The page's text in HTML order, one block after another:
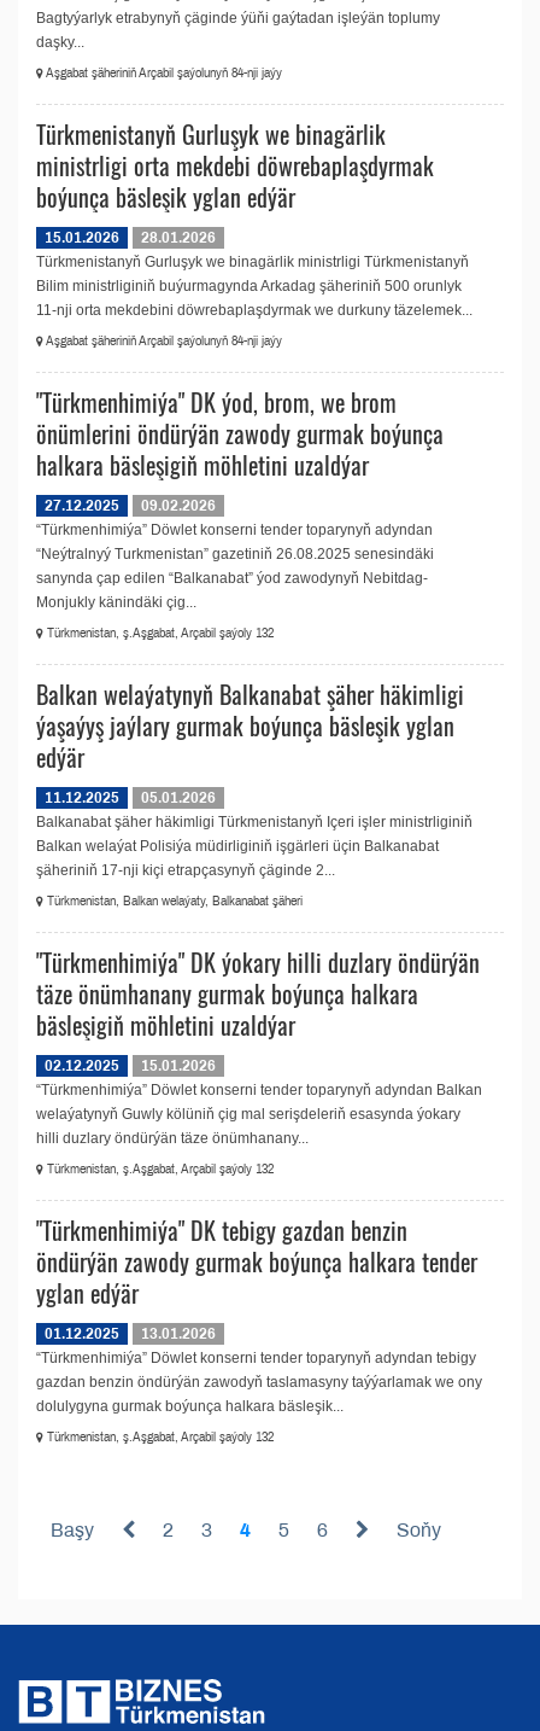
Bagtyýarlyk etrabynyň çäginde ýüňi gaýtadan işleýän toplumy
daşky...
Aşgabat şäheriniň Arçabil şaýolunyň 84-nji jaýy
Türkmenistanyň Gurluşyk we binagärlik
ministrligi orta mekdebi döwrebaplaşdyrmak
boýunça bäsleşik yglan edýär
15.01.2026
28.01.2026
Türkmenistanyň Gurluşyk we binagärlik ministrligi Türkmenistanyň
Bilim ministrliginiň buýurmagynda Arkadag şäheriniň 500 orunlyk
11-nji orta mekdebini döwrebaplaşdyrmak we durkuny täzelemek...
Aşgabat şäheriniň Arçabil şaýolunyň 84-nji jaýy
"Türkmenhimiýa" DK ýod, brom, we brom
önümlerini öndürýän zawody gurmak boýunça
halkara bäsleşigiň möhletini uzaldýar
27.12.2025
09.02.2026
“Türkmenhimiýa” Döwlet konserni tender toparynyň adyndan
“Neýtralnyý Turkmenistan” gazetiniň 26.08.2025 senesindäki
sanynda çap edilen “Balkanabat” ýod zawodynyň Nebitdag-
Monjukly känindäki çig...
Türkmenistan, ş.Aşgabat, Arçabil şaýoly 132
Balkan welaýatynyň Balkanabat şäher häkimligi
ýaşaýyş jaýlary gurmak boýunça bäsleşik yglan
edýär
11.12.2025
05.01.2026
Balkanabat şäher häkimligi Türkmenistanyň Içeri işler ministrliginiň
Balkan welaýat Polisiýa müdirliginiň işgärleri üçin Balkanabat
şäheriniň 17-nji kiçi etrapçasynyň çäginde 2...
Türkmenistan, Balkan welaýaty, Balkanabat şäheri
"Türkmenhimiýa" DK ýokary hilli duzlary öndürýän
täze önümhanany gurmak boýunça halkara
bäsleşigiň möhletini uzaldýar
02.12.2025
15.01.2026
“Türkmenhimiýa” Döwlet konserni tender toparynyň adyndan Balkan
welaýatynyň Guwly kölüniň çig mal serişdeleriň esasynda ýokary
hilli duzlary öndürýän täze önümhanany...
Türkmenistan, ş.Aşgabat, Arçabil şaýoly 132
"Türkmenhimiýa" DK tebigy gazdan benzin
öndürýän zawody gurmak boýunça halkara tender
yglan edýär
01.12.2025
13.01.2026
“Türkmenhimiýa” Döwlet konserni tender toparynyň adyndan tebigy
gazdan benzin öndürýän zawodyň taslamasyny taýýarlamak we ony
dolulygyna gurmak boýunça halkara bäsleşik...
Türkmenistan, ş.Aşgabat, Arçabil şaýoly 132
Başy 2 3 4 5 6 Soňy